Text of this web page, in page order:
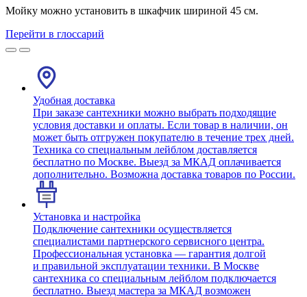
Мойку можно установить в шкафчик шириной 45 см.
Перейти в глоссарий
Удобная доставка
При заказе сантехники можно выбрать подходящие
условия доставки и оплаты. Если товар в наличии, он
может быть отгружен покупателю в течение трех дней.
Техника со специальным лейблом доставляется
бесплатно по Москве. Выезд за МКАД оплачивается
дополнительно. Возможна доставка товаров по России.
Установка и настройка
Подключение сантехники осуществляется
специалистами партнерского сервисного центра.
Профессиональная установка — гарантия долгой
и правильной эксплуатации техники. В Москве
сантехника со специальным лейблом подключается
бесплатно. Выезд мастера за МКАД возможен